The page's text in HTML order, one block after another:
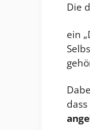
Die
ein